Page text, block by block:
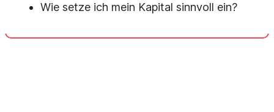
Wie setze ich mein Kapital sinnvoll ein?